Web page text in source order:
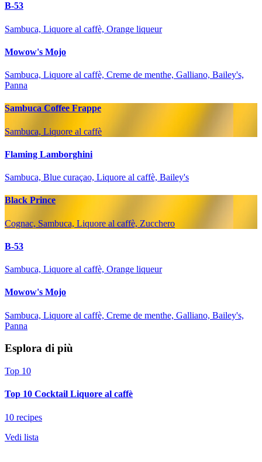
B-53
Sambuca, Liquore al caffè, Orange liqueur
Mowow's Mojo
Sambuca, Liquore al caffè, Creme de menthe, Galliano, Bailey's,
Panna
Sambuca Coffee Frappe
Sambuca, Liquore al caffè
Flaming Lamborghini
Sambuca, Blue curaçao, Liquore al caffè, Bailey's
Black Prince
Cognac, Sambuca, Liquore al caffè, Zucchero
B-53
Sambuca, Liquore al caffè, Orange liqueur
Mowow's Mojo
Sambuca, Liquore al caffè, Creme de menthe, Galliano, Bailey's,
Panna
Esplora di più
Top 10
Top 10 Cocktail Liquore al caffè
10 recipes
Vedi lista